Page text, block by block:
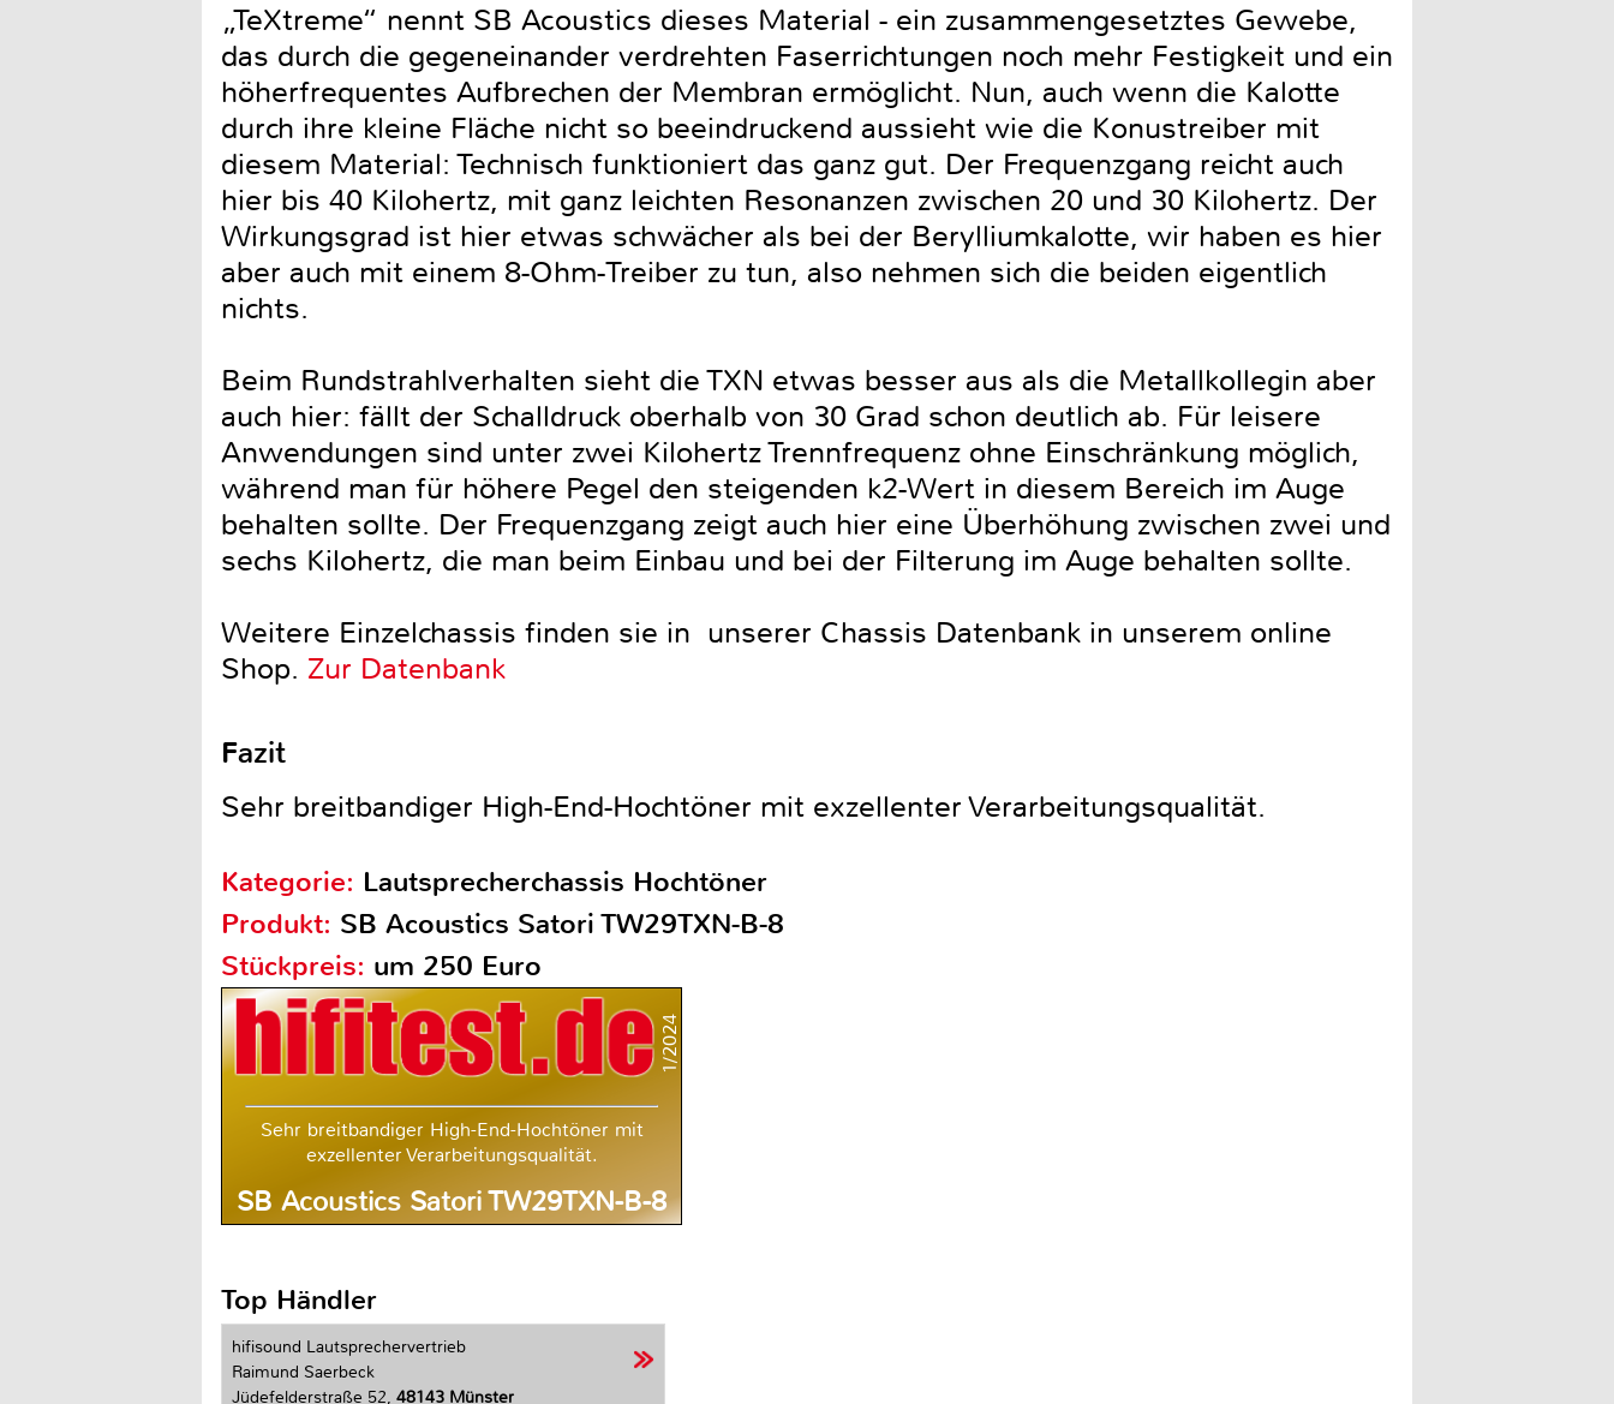
„TeXtreme“ nennt SB Acoustics dieses Material - ein zusammengesetztes Gewebe,
das durch die gegeneinander verdrehten Faserrichtungen noch mehr Festigkeit und ein
höherfrequentes Aufbrechen der Membran ermöglicht. Nun, auch wenn die Kalotte
durch ihre kleine Fläche nicht so beeindruckend aussieht wie die Konustreiber mit
diesem Material: Technisch funktioniert das ganz gut. Der Frequenzgang reicht auch
hier bis 40 Kilohertz, mit ganz leichten Resonanzen zwischen 20 und 30 Kilohertz. Der
Wirkungsgrad ist hier etwas schwächer als bei der Berylliumkalotte, wir haben es hier
aber auch mit einem 8-Ohm-Treiber zu tun, also nehmen sich die beiden eigentlich
nichts.
Beim Rundstrahlverhalten sieht die TXN etwas besser aus als die Metallkollegin aber
auch hier: fällt der Schalldruck oberhalb von 30 Grad schon deutlich ab. Für leisere
Anwendungen sind unter zwei Kilohertz Trennfrequenz ohne Einschränkung möglich,
während man für höhere Pegel den steigenden k2-Wert in diesem Bereich im Auge
behalten sollte. Der Frequenzgang zeigt auch hier eine Überhöhung zwischen zwei und
sechs Kilohertz, die man beim Einbau und bei der Filterung im Auge behalten sollte.
Weitere Einzelchassis finden sie in unserer Chassis Datenbank in unserem online
Shop. Zur Datenbank
Fazit
Sehr breitbandiger High-End-Hochtöner mit exzellenter Verarbeitungsqualität.
Kategorie: Lautsprecherchassis Hochtöner
Produkt: SB Acoustics Satori TW29TXN-B-8
Stückpreis: um 250 Euro
1/2024
Sehr breitbandiger High-End-Hochtöner mit
exzellenter Verarbeitungsqualität.
SB Acoustics Satori TW29TXN-B-8
Top Händler
hifisound Lautsprechervertrieb
Raimund Saerbeck
Jüdefelderstraße 52, 48143 Münster